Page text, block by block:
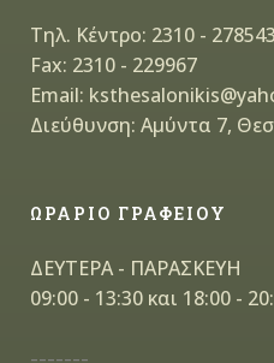
Τηλ. Κέντρο: 2310 - 278543
Fax: 2310 - 229967
Email:
Διεύθυνση: Αμύντα 7,
ΩΡΑΡΙΟ ΓΡΑΦΕΙΟΥ
ΔΕΥΤΕΡΑ - ΠΑΡΑΣΚΕΥΗ
09:00 - 13:30 και 18:00 -
-------